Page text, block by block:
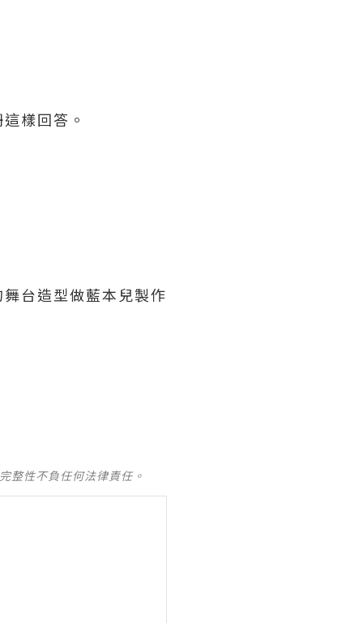
樣回答。
台造型做藍本兒製作
整性不負任何法律責任。